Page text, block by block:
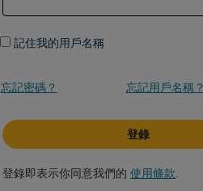
記住我的用戶名稱
忘記密碼？ 忘記用戶名稱？
登錄即表示你同意我們的使用條款.